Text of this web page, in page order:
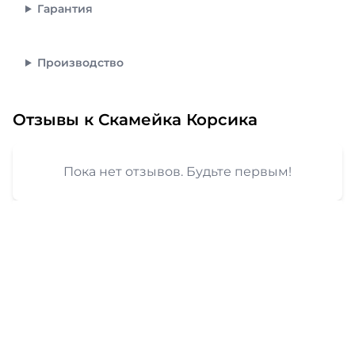
Гарантия
Производство
Отзывы к Скамейка Корсика
Пока нет отзывов. Будьте первым!